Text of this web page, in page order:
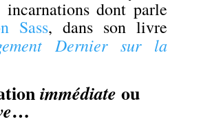
incarnations dont parle
Sass, dans son livre
Dernier sur la
immédiate ou
…